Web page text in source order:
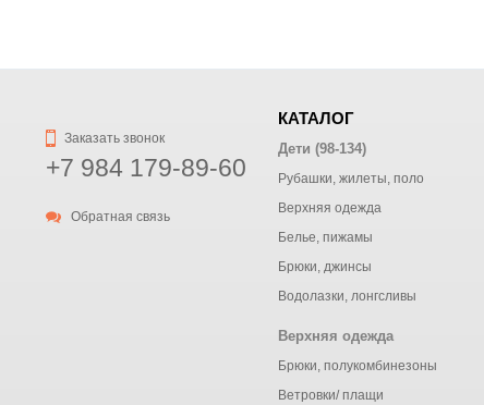
Заказать звонок
+7 984 179-89-60
Обратная связь
КАТАЛОГ
Дети (98-134)
Рубашки, жилеты, поло
Верхняя одежда
Белье, пижамы
Брюки, джинсы
Водолазки, лонгсливы
Верхняя одежда
Брюки, полукомбинезоны
Ветровки/ плащи